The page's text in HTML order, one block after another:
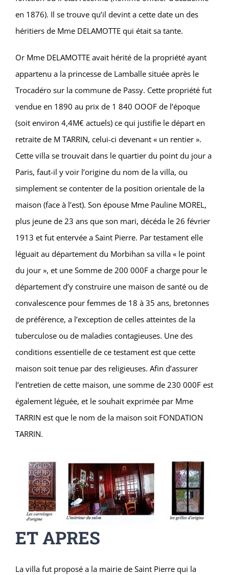
en 1876). Il se trouve qu’il devint a cette date un des
héritiers de Mme DELAMOTTE qui était sa tante.
Or Mme DELAMOTTE avait hérité de la propriété ayant
appartenu a la princesse de Lamballe située après le
Trocadéro sur la commune de Passy. Cette propriété fut
vendue en 1890 au prix de 1 840 OOOF de l’époque
(soit environ 4,4M€ actuels) ce qui justifie le départ en
retraite de M TARRIN, celui-ci devenant « un rentier ».
Cette villa se trouvait dans le quartier du point du jour a
Paris, faut-il y voir l’origine du nom de la villa, ou
simplement se contenter de la position orientale de la
maison (face à l’est). Son épouse Mme Pauline MOREL,
plus jeune de 23 ans que son mari, décéda le 26 février
1913 et fut entervée a Saint Pierre. Par testament elle
léguait au département du Morbihan sa villa « le point
du jour », et une Somme de 200 000F a charge pour le
département d’y construire une maison de santé ou de
convalescence pour femmes de 18 à 35 ans, bretonnes
de préférence, a l’exception de celles atteintes de la
tuberculose ou de maladies contagieuses. Une des
conditions essentielle de ce testament est que cette
maison soit tenue par des religieuses. Afin d’assurer
l’entretien de cette maison, une somme de 230 000F est
également léguée, et le souhait exprimée par Mme
TARRIN est que le nom de la maison soit FONDATION
TARRIN.
ET APRES
La villa fut proposé a la mairie de Saint Pierre qui la